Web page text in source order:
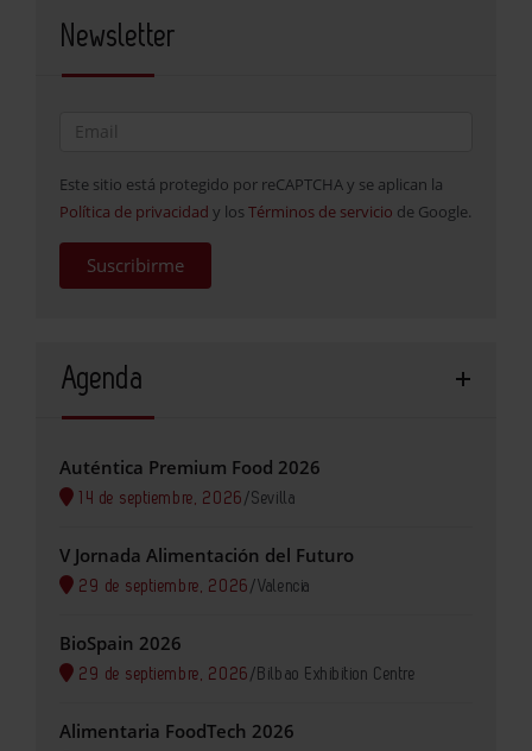
Newsletter
Este sitio está protegido por reCAPTCHA y se aplican la
Política de privacidad y los Términos de servicio de Google.
Suscribirme
Agenda
Auténtica Premium Food 2026
14 de septiembre, 2026 /Sevilla
V Jornada Alimentación del Futuro
29 de septiembre, 2026 /Valencia
BioSpain 2026
29 de septiembre, 2026 / Bilbao Exhibition Centre
Alimentaria FoodTech 2026